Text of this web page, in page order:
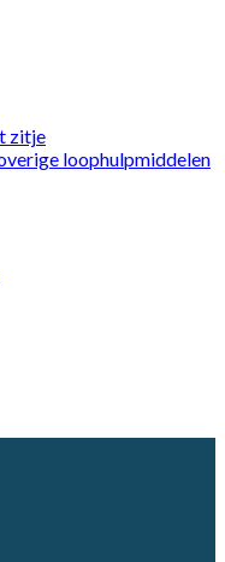
zitje
loophulpmiddelen